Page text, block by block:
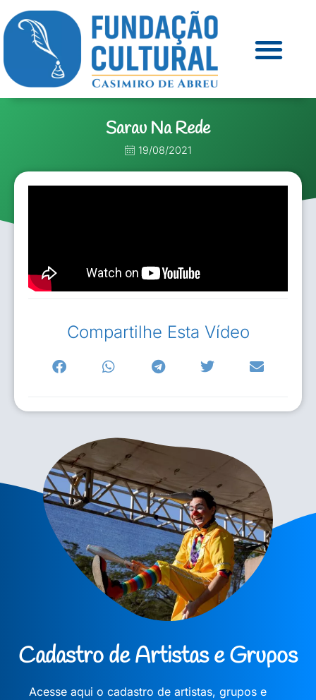
Sarau Na Rede
19/08/2021
Compartilhe Esta Vídeo
Cadastro de Artistas e Grupos
Acesse aqui o cadastro de artistas, grupos e